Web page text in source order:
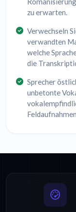
zu erwarten.
Verwechseln
verwandten
welche
die
Sprecher
unbetonte